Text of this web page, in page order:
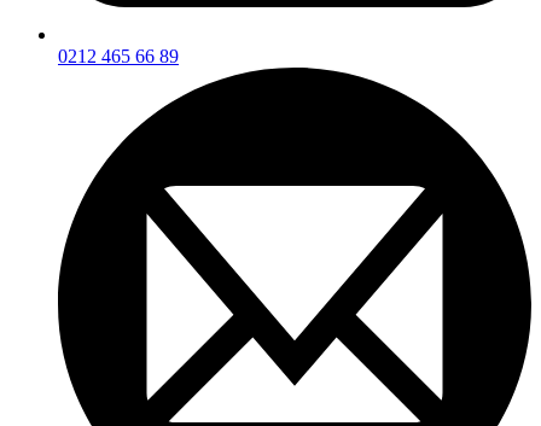
0212 465 66 89